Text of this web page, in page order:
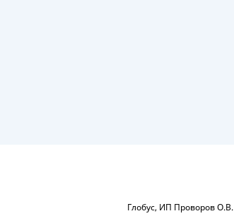
Глобус, ИП Проворов О.В.